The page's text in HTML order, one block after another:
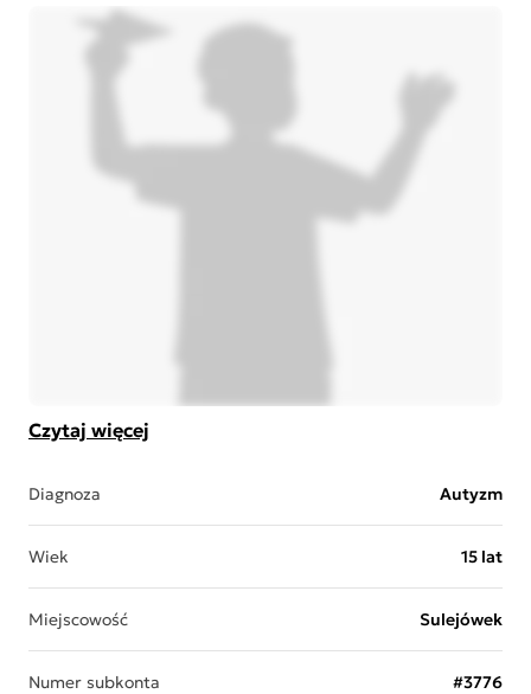
Czytaj więcej
Diagnoza Autyzm
Wiek 15 lat
Miejscowość Sulejówek
Numer subkonta #3776